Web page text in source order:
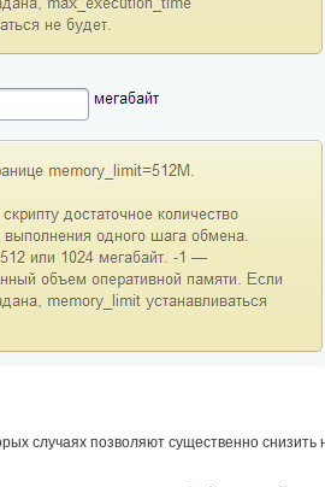
случаях позволяют существенно снизить